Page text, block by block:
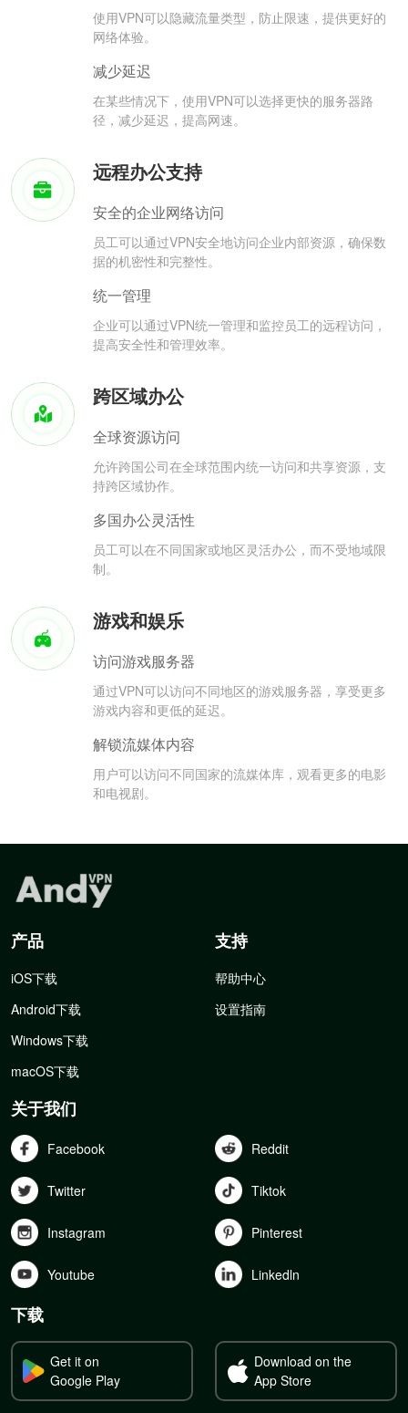
使用VPN可以隐藏流量类型，防止限速，提供更好的
网络体验。
减少延迟
在某些情况下，使用VPN可以选择更快的服务器路
径，减少延迟，提高网速。
远程办公支持
安全的企业网络访问
员工可以通过VPN安全地访问企业内部资源，确保数
据的机密性和完整性。
统一管理
企业可以通过VPN统一管理和监控员工的远程访问，
提高安全性和管理效率。
跨区域办公
全球资源访问
允许跨国公司在全球范围内统一访问和共享资源，支
持跨区域协作。
多国办公灵活性
员工可以在不同国家或地区灵活办公，而不受地域限
制。
游戏和娱乐
访问游戏服务器
通过VPN可以访问不同地区的游戏服务器，享受更多
游戏内容和更低的延迟。
解锁流媒体内容
用户可以访问不同国家的流媒体库，观看更多的电影
和电视剧。
产品
iOS下载
Android下载
Windows下载
macOS下载
支持
帮助中心
设置指南
关于我们
Facebook Reddit
Twitter Tiktok
Instagram Pinterest
Youtube Linkedln
下载
Get it on
Google Play
Download on the
App Store